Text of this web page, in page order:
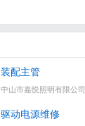
装配主管
中山市嘉悦照明有限公司
驱动电源维修